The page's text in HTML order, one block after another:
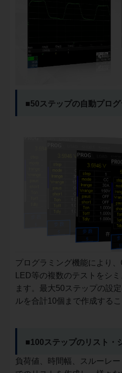
■50ステップの自動プロ
プログラミング機能により
LED等の複数のテストをシ
ます。最大50ステップの設
ルを合計10個まで作成するこ
■100ステップのリスト・
負荷値、時間幅、スルーレ